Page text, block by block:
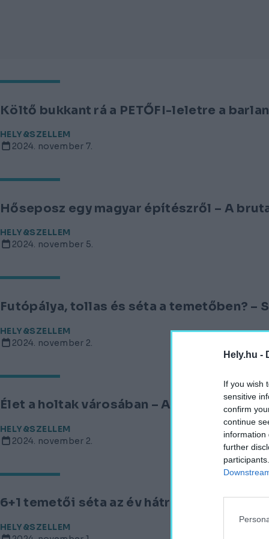
Hely.hu -
If you wish
sensitive
confirm
continue
information
further
Költő bukkant rá a PETŐFI-leletre a
HELY&SZELLEM
2024. november 7.
Hőseposz egy magyar építészről – A
HELY&SZELLEM
2024. november 5.
Futópálya, tollas és séta a temetőben? –
HELY&SZELLEM
2024. november 2.
Élet a holtak városában – A Recoleta
HELY&SZELLEM
2024. november 2.
6+1 temetői séta az év hátralévő részére
HELY&SZELLEM